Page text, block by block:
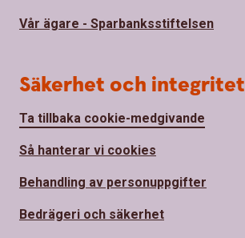
Vår ägare - Sparbanksstiftelsen
Säkerhet och integritet
Ta tillbaka cookie-medgivande
Så hanterar vi cookies
Behandling av personuppgifter
Bedrägeri och säkerhet